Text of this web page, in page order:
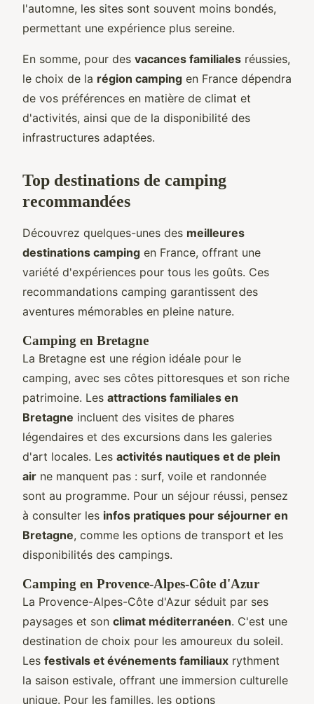
l'automne, les sites sont souvent moins bondés,
permettant une expérience plus sereine.
En somme, pour des vacances familiales réussies,
le choix de la région camping en France dépendra
de vos préférences en matière de climat et
d'activités, ainsi que de la disponibilité des
infrastructures adaptées.
Top destinations de camping
recommandées
Découvrez quelques-unes des meilleures
destinations camping en France, offrant une
variété d'expériences pour tous les goûts. Ces
recommandations camping garantissent des
aventures mémorables en pleine nature.
Camping en Bretagne
La Bretagne est une région idéale pour le
camping, avec ses côtes pittoresques et son riche
patrimoine. Les attractions familiales en
Bretagne incluent des visites de phares
légendaires et des excursions dans les galeries
d'art locales. Les activités nautiques et de plein
air ne manquent pas : surf, voile et randonnée
sont au programme. Pour un séjour réussi, pensez
à consulter les infos pratiques pour séjourner en
Bretagne, comme les options de transport et les
disponibilités des campings.
Camping en Provence-Alpes-Côte d'Azur
La Provence-Alpes-Côte d'Azur séduit par ses
paysages et son climat méditerranéen. C'est une
destination de choix pour les amoureux du soleil.
Les festivals et événements familiaux rythment
la saison estivale, offrant une immersion culturelle
unique. Pour les familles, les options